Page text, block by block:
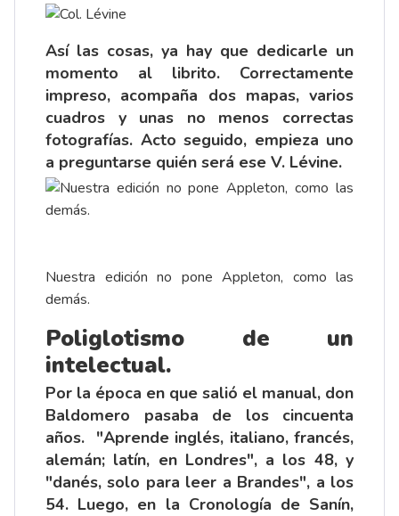
Así las cosas, ya hay que dedicarle un
momento al librito. Correctamente
impreso, acompaña dos mapas, varios
cuadros y unas no menos correctas
fotografías. Acto seguido, empieza uno
a preguntarse quién será ese V. Lévine.
Nuestra edición no pone Appleton, como las
demás.
Poliglotismo de un
intelectual.
Por la época en que salió el manual, don
Baldomero pasaba de los cincuenta
años. "Aprende inglés, italiano, francés,
alemán; latín, en Londres", a los 48, y
"danés, solo para leer a Brandes", a los
54. Luego, en la Cronología de Sanín,